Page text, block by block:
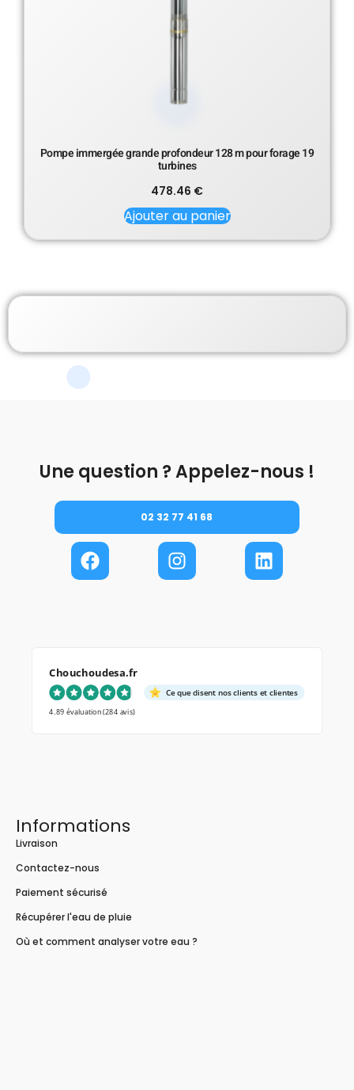
Pompe immergée grande profondeur 128 m pour forage 19
turbines
478.46 €
Ajouter au panier
Une question ? Appelez-nous !
02 32 77 41 68
Chouchoudesa.fr
Ce que disent nos clients et clientes
4.89 évaluation(284 avis)
Informations
Livraison
Contactez-nous
Paiement sécurisé
Récupérer l'eau de pluie
Où et comment analyser votre eau ?